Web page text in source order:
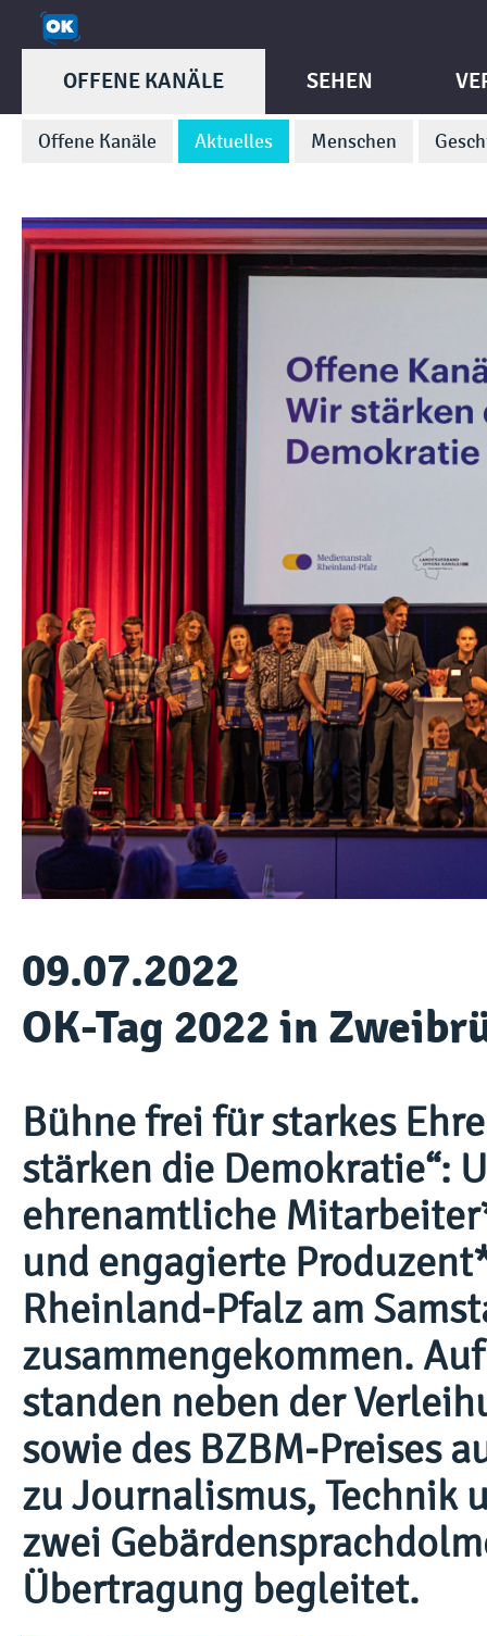
OFFENE KANÄLE
Offene Kanäle Aktuelles Menschen
SEHEN
09.07.2022
OK-Tag 2022 in
Bühne frei für starkes
stärken die Demokratie“:
ehrenamtliche
und engagierte
Rheinland-Pfalz am
zusammengekommen.
standen neben der
sowie des BZBM-Preises
zu Journalismus, Technik
zwei
Übertragung begleitet.